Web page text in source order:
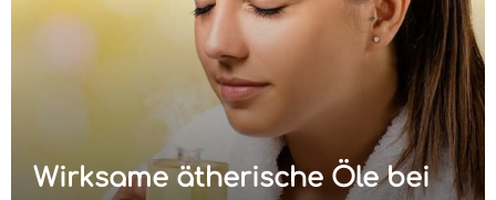
Wirksame ätherische Öle bei